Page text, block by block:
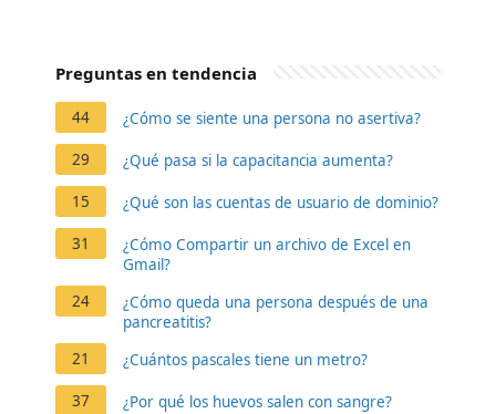
Preguntas en tendencia
44 ¿Cómo se siente una persona no asertiva?
29 ¿Qué pasa si la capacitancia aumenta?
15 ¿Qué son las cuentas de usuario de dominio?
31
¿Cómo Compartir un archivo de Excel en
Gmail?
24
¿Cómo queda una persona después de una
pancreatitis?
21
¿Cuántos pascales tiene un metro?
37 ¿Por qué los huevos salen con sangre?